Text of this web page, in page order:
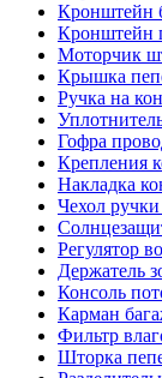
Кронштейн
Кронштейн
Моторчик
Крышка
Ручка на
Гофра
Крепления
Накладка
Чехол
Регулятор
Держатель
Консоль
Карман
Фильтр
Шторка